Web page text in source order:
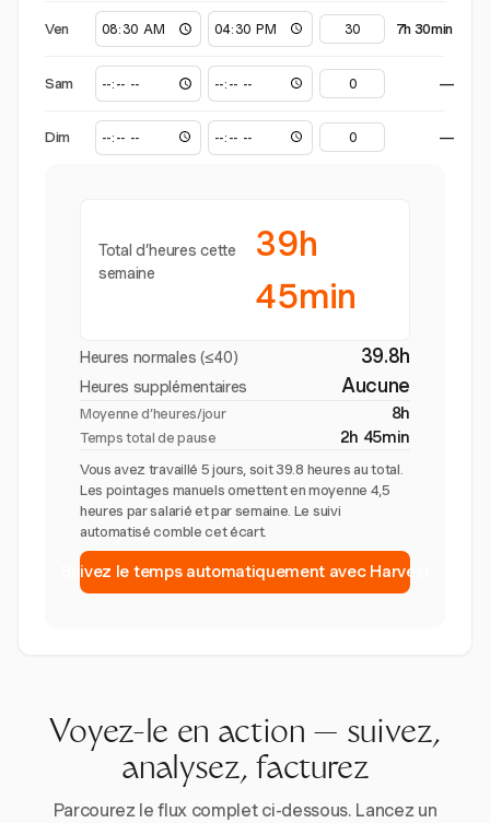
Ven 7h 30min
Sam —
Dim —
Total d’heures cette
semaine
39h
45min
Heures normales (≤40) 39.8h
Heures supplémentaires Aucune
Moyenne d’heures/jour 8h
Temps total de pause 2h 45min
Vous avez travaillé 5 jours, soit 39.8 heures au total.
Les pointages manuels omettent en moyenne 4,5
heures par salarié et par semaine. Le suivi
automatisé comble cet écart.
Suivez le temps automatiquement avec Harvest
Voyez-le en action — suivez,
analysez, facturez
Parcourez le flux complet ci-dessous. Lancez un